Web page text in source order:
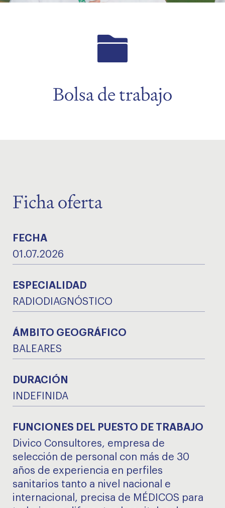
Bolsa de trabajo
Ficha oferta
FECHA
01.07.2026
ESPECIALIDAD
RADIODIAGNÓSTICO
ÁMBITO GEOGRÁFICO
BALEARES
DURACIÓN
INDEFINIDA
FUNCIONES DEL PUESTO DE TRABAJO
Divico Consultores, empresa de
selección de personal con más de 30
años de experiencia en perfiles
sanitarios tanto a nivel nacional e
internacional, precisa de MÉDICOS para